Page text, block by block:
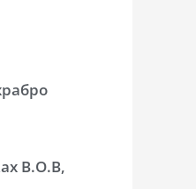
В.О.В,